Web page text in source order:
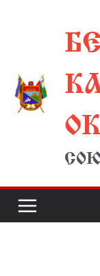
содержимому